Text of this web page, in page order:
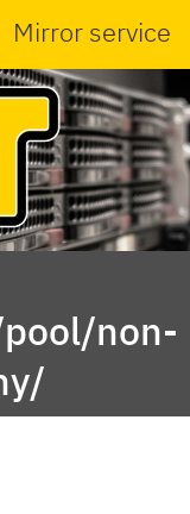
Mirror service
non-